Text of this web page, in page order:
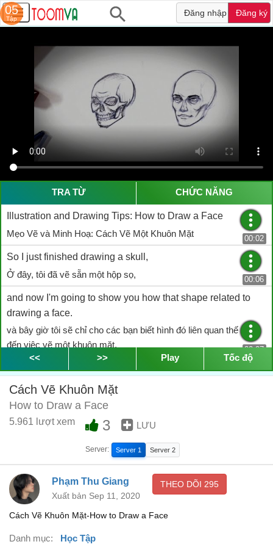
Đăng nhập Đăng ký
TRA TỪ CHỨC NĂNG
Illustration and Drawing Tips: How to Draw a Face
Mẹo Vẽ và Minh Hoạ: Cách Vẽ Một Khuôn Mặt
00:02
So I just finished drawing a skull,
Ở đây, tôi đã vẽ sẵn một hộp sọ,
00:06
and now I'm going to show you how that shape related to
drawing a face.
và bây giờ tôi sẽ chỉ cho các bạn biết hình đó liên quan thế nào
đến việc vẽ một khuôn mặt.
00:07
Again, I'm going to start out drawing sort of a loaf of bread
shape,
Một lần nữa, tôi sẽ bắt đầu vẽ một hình giống ổ bánh mì,
and that gives me the top of my head.
hình đó thể hiện phần trên của cái đầu.
And the bottom of my loaf of bread is about where the
cheekbones are going to fall.
Và dưới đáy ổ bánh mì của tôi là chỗ xương gò má sắp hình
thành.
And then I'm going to add this wedge shape on the bottom
<< >> Play Tốc độ
Cách Vẽ Khuôn Mặt
How to Draw a Face
5.961 lượt xem 3 LƯU
Server: Server 1 Server 2
Phạm Thu Giang
Xuất bản Sep 11, 2020
THEO DÕI 295
Cách Vẽ Khuôn Mặt-How to Draw a Face
Danh mục:
Học Tập
05
Tập